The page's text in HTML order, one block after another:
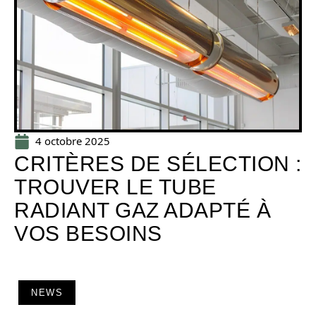
4 octobre 2025
CRITÈRES DE SÉLECTION :
TROUVER LE TUBE
RADIANT GAZ ADAPTÉ À
VOS BESOINS
NEWS